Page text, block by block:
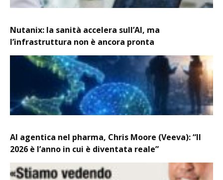
Nutanix: la sanità accelera sull’AI, ma
l’infrastruttura non è ancora pronta
AI agentica nel pharma, Chris Moore (Veeva): “Il
2026 è l’anno in cui è diventata reale”